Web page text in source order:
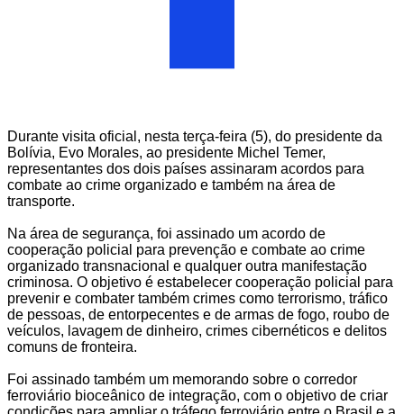
Durante visita oficial, nesta terça-feira (5), do presidente da
Bolívia, Evo Morales, ao presidente Michel Temer,
representantes dos dois países assinaram acordos para
combate ao crime organizado e também na área de
transporte.
Na área de segurança, foi assinado um acordo de
cooperação policial para prevenção e combate ao crime
organizado transnacional e qualquer outra manifestação
criminosa. O objetivo é estabelecer cooperação policial para
prevenir e combater também crimes como terrorismo, tráfico
de pessoas, de entorpecentes e de armas de fogo, roubo de
veículos, lavagem de dinheiro, crimes cibernéticos e delitos
comuns de fronteira.
Foi assinado também um memorando sobre o corredor
ferroviário bioceânico de integração, com o objetivo de criar